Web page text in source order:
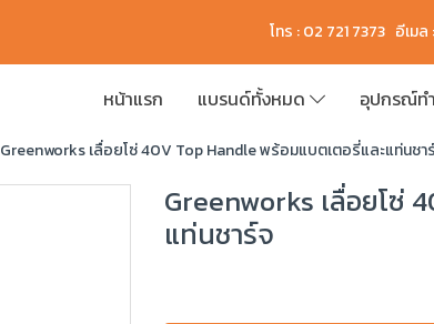
โทร : 02 721 7373 อีเมล
หน้าแรก แบรนด์ทั้งหมด อุปกรณ์ท
Greenworks เลื่อยโซ่ 40V Top Handle พร้อมแบตเตอรี่และแท่นชา
Greenworks เลื่อยโซ่
แท่นชาร์จ